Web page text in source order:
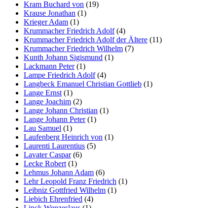
Kram Buchard von (19)
Krause Jonathan (1)
Krieger Adam (1)
Krummacher Friedrich Adolf(4)
Krummacher Friedrich Adolf der Ältere (11)
Krummacher Friedrich Wilhelm (7)
Kunth Johann Sigismund (1)
Lackmann Peter(1)
Lampe Friedrich Adolf(4)
Langbeck Emanuel Christian Gottlieb (1)
Lange Ernst (1)
Lange Joachim (2)
Lange Johann Christian (1)
Lange Johann Peter(1)
Lau Samuel (1)
Laufenberg Heinrich von (1)
Laurenti Laurentius (5)
Lavater Caspar(6)
Lecke Robert (1)
Lehmus Johann Adam (6)
Lehr Leopold Franz Friedrich (1)
Leibniz Gottfried Wilhelm (1)
Liebich Ehrenfried (4)